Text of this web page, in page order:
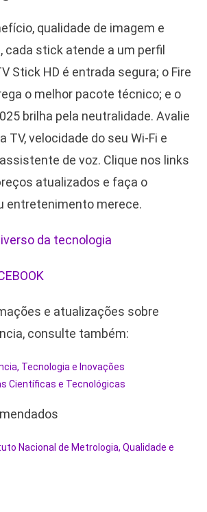
qualidade de imagem e
cada stick atende a um perfil
Stick HD é entrada segura; o Fire
o melhor pacote técnico; e o
brilha pela neutralidade. Avalie
TV, velocidade do seu Wi-Fi e
de voz. Clique nos links
atualizados e faça o
entretenimento merece.
da tecnologia
e atualizações sobre
consulte também:
Tecnologia e Inovações
Científicas e Tecnológicas
Nacional de Metrologia, Qualidade e